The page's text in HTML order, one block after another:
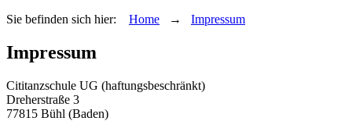
Sie befinden sich hier: Home → Impressum
Impressum
Cititanzschule UG (haftungsbeschränkt)
Dreherstraße 3
77815 Bühl (Baden)